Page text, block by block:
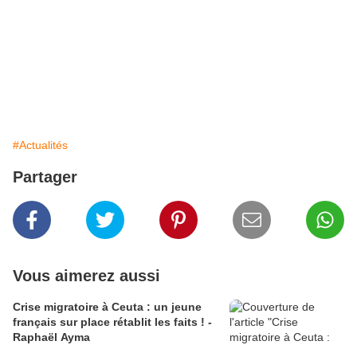
#Actualités
Partager
Vous aimerez aussi
Crise migratoire à Ceuta : un jeune
français sur place rétablit les faits ! -
Raphaël Ayma